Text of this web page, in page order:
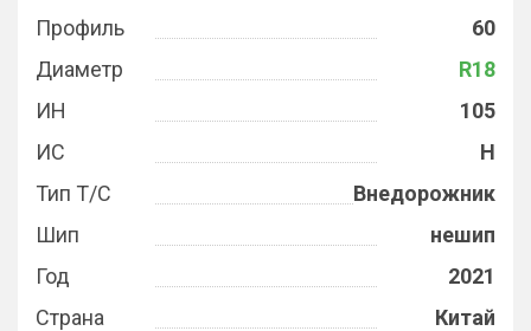
Профиль
60
Диаметр
R18
ИН
105
ИС
H
Тип Т/С
Внедорожник
Шип
нешип
Год
2021
Страна
Китай